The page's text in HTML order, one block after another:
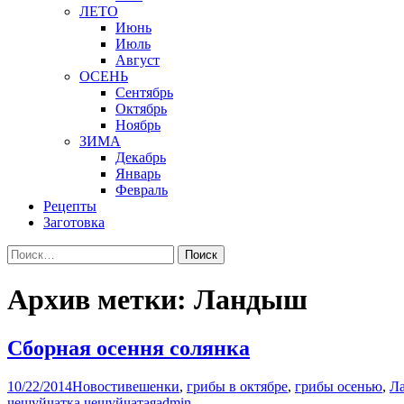
ЛЕТО
Июнь
Июль
Август
ОСЕНЬ
Сентябрь
Октябрь
Ноябрь
ЗИМА
Декабрь
Январь
Февраль
Рецепты
Заготовка
Найти:
Архив метки: Ландыш
Сборная осення солянка
10/22/2014Новостивешенки, грибы в октябре, грибы осенью,